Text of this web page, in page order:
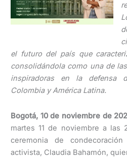
el futuro del país que
consolidándola como una de
inspiradoras en la defensa
Colombia y América Latina.
Bogotá, 10 de noviembre de
martes 11 de noviembre a las
ceremonia de
activista, Claudia Bahamón,